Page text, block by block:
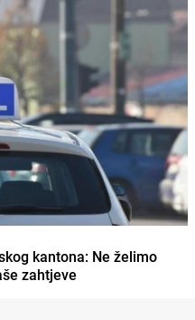
kantona: Ne želimo
zahtjeve